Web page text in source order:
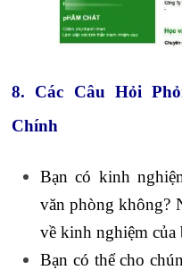
8. Các Câu Hỏi
Chính
Bạn có kinh
văn phòng không?
về kinh nghiệm của
Bạn có thể cho